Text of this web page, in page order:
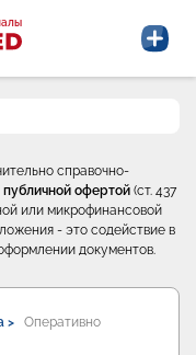
справочно-
публичной офертой (ст. 437
или микрофинансовой
- это содействие в
документов.
>
Оперативно